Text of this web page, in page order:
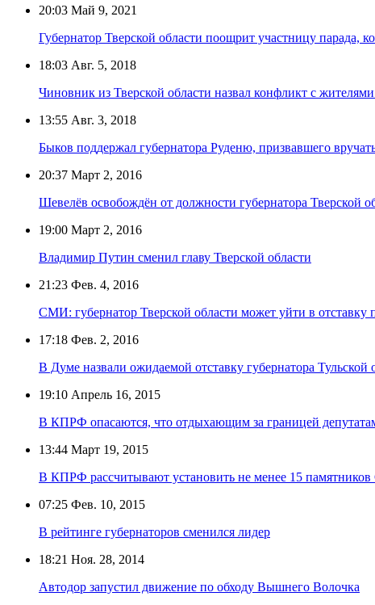
20:03 Май 9, 2021
Губернатор Тверской области поощрит участницу парада,
18:03 Авг. 5, 2018
Чиновник из Тверской области назвал конфликт с
13:55 Авг. 3, 2018
Быков поддержал губернатора Руденю, призвавшего
20:37 Март 2, 2016
Шевелёв освобождён от должности губернатора Тверской
19:00 Март 2, 2016
Владимир Путин сменил главу Тверской области
21:23 Фев. 4, 2016
СМИ: губернатор Тверской области может уйти в отставку
17:18 Фев. 2, 2016
В Думе назвали ожидаемой отставку губернатора Тульской
19:10 Апрель 16, 2015
В КПРФ опасаются, что отдыхающим за границей
13:44 Март 19, 2015
В КПРФ рассчитывают установить не менее 15 памятников
07:25 Фев. 10, 2015
В рейтинге губернаторов сменился лидер
18:21 Ноя. 28, 2014
Автодор запустил движение по обходу Вышнего Волочка